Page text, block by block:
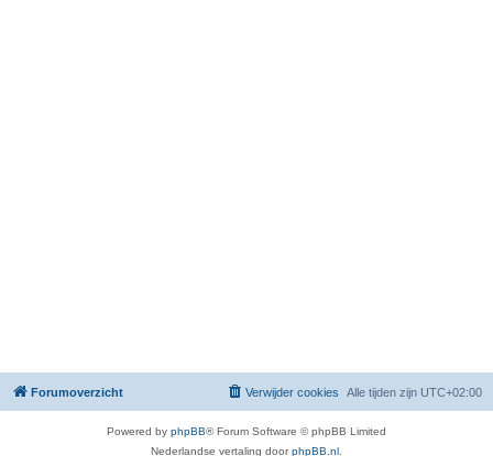
Forumoverzicht Alle tijden zijn UTC+02:00
Verwijder cookies
Powered by phpBB® Forum Software © phpBB Limited
Nederlandse vertaling doorphpBB.nl